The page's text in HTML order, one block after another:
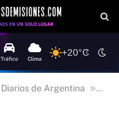
Tráfico Clima
+20°C
Diarios de Argentina » La